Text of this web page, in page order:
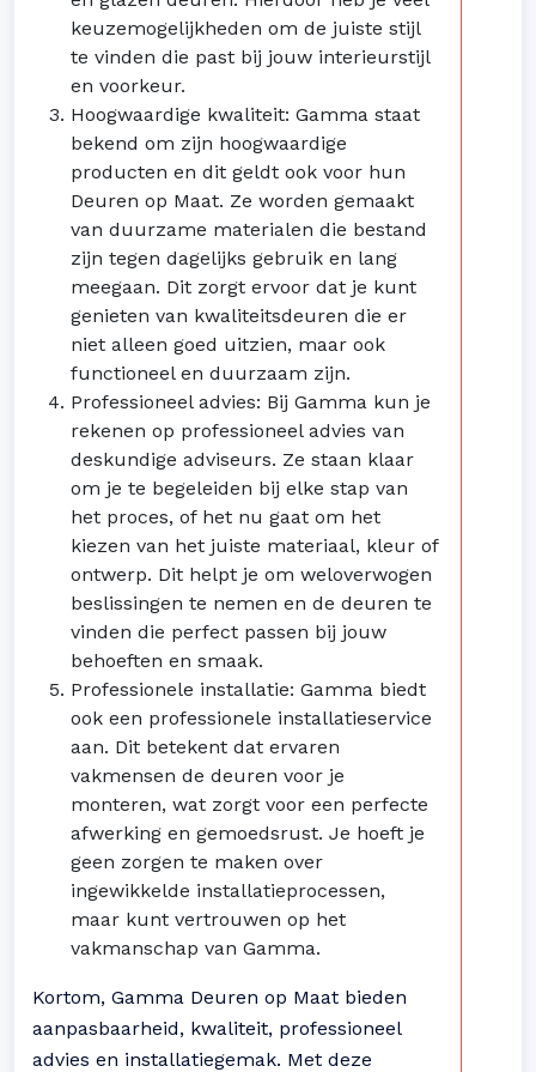
keuzemogelijkheden om de juiste stijl
te vinden die past bij jouw interieurstijl
en voorkeur.
Hoogwaardige kwaliteit: Gamma staat
bekend om zijn hoogwaardige
producten en dit geldt ook voor hun
Deuren op Maat. Ze worden gemaakt
van duurzame materialen die bestand
zijn tegen dagelijks gebruik en lang
meegaan. Dit zorgt ervoor dat je kunt
genieten van kwaliteitsdeuren die er
niet alleen goed uitzien, maar ook
functioneel en duurzaam zijn.
Professioneel advies: Bij Gamma kun je
rekenen op professioneel advies van
deskundige adviseurs. Ze staan klaar
om je te begeleiden bij elke stap van
het proces, of het nu gaat om het
kiezen van het juiste materiaal, kleur of
ontwerp. Dit helpt je om weloverwogen
beslissingen te nemen en de deuren te
vinden die perfect passen bij jouw
behoeften en smaak.
Professionele installatie: Gamma biedt
ook een professionele installatieservice
aan. Dit betekent dat ervaren
vakmensen de deuren voor je
monteren, wat zorgt voor een perfecte
afwerking en gemoedsrust. Je hoeft je
geen zorgen te maken over
ingewikkelde installatieprocessen,
maar kunt vertrouwen op het
vakmanschap van Gamma.
Kortom, Gamma Deuren op Maat bieden
aanpasbaarheid, kwaliteit, professioneel
advies en installatiegemak. Met deze